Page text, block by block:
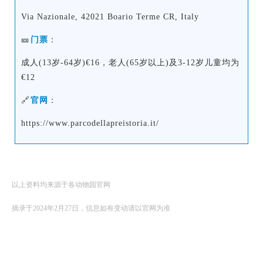
Via Nazionale, 42021 Boario Terme CR, Italy
🎫 门票 ：
成人(13岁-64岁)€16，老人(65岁以上)及3-12岁儿童均为
€12
🔗官网 ：
https://www.parcodellapreistoria.it/
以上资料均来源于各动物园官网
摘录于2024年2月27日，信息如有变动请以官网为准